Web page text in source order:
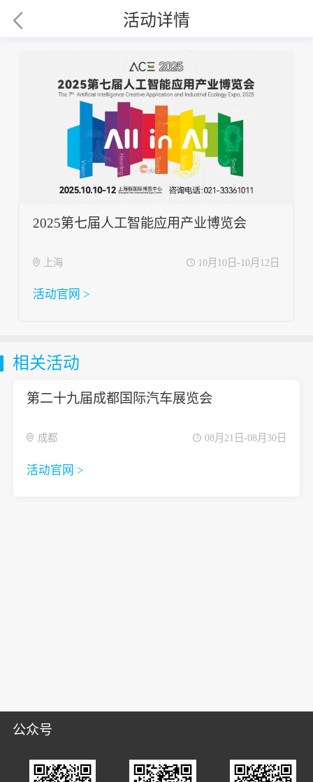
活动详情
2025第七届人工智能应用产业博览会
上海 10月10日-10月12日
活动官网 >
相关活动
第二十九届成都国际汽车展览会
成都 08月21日-08月30日
活动官网 >
公众号